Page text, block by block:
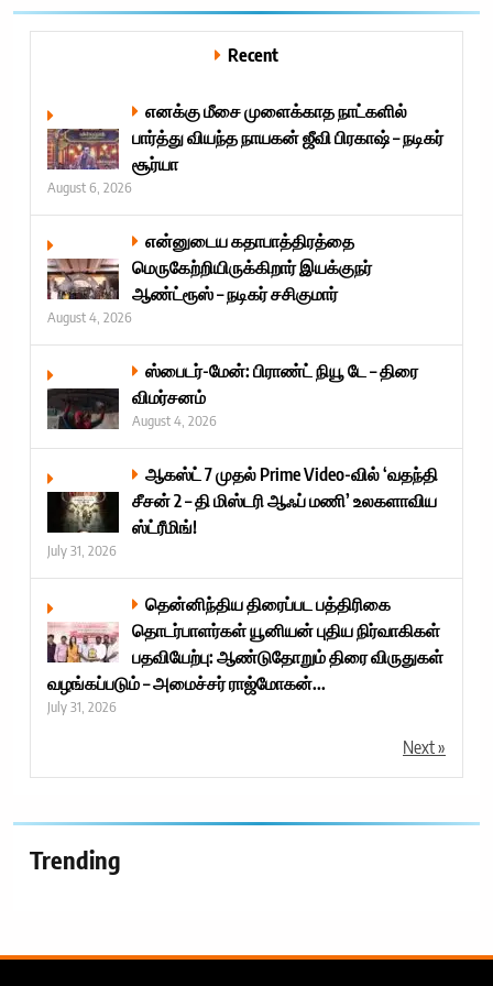
Recent
எனக்கு மீசை முளைக்காத நாட்களில்
பார்த்து வியந்த நாயகன் ஜீவி பிரகாஷ் – நடிகர்
சூர்யா
August 6, 2026
என்னுடைய கதாபாத்திரத்தை
மெருகேற்றியிருக்கிறார் இயக்குநர்
ஆண்ட்ரூஸ் – நடிகர் சசிகுமார்
August 4, 2026
ஸ்பைடர்-மேன்: பிராண்ட் நியூ டே – திரை
விமர்சனம்
August 4, 2026
ஆகஸ்ட் 7 முதல் Prime Video-வில் ‘வதந்தி
சீசன் 2 – தி மிஸ்டரி ஆஃப் மணி’ உலகளாவிய
ஸ்ட்ரீமிங்!
July 31, 2026
தென்னிந்திய திரைப்பட பத்திரிகை
தொடர்பாளர்கள் யூனியன் புதிய நிர்வாகிகள்
பதவியேற்பு: ஆண்டுதோறும் திரை விருதுகள்
வழங்கப்படும் – அமைச்சர் ராஜ்மோகன்...
July 31, 2026
Next »
Trending